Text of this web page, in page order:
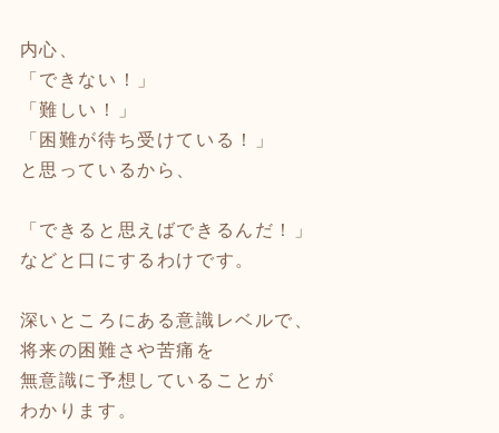
内心、
「できない！」
「難しい！」
「困難が待ち受けている！」
と思っているから、
「できると思えばできるんだ！」
などと口にするわけです。
深いところにある意識レベルで、
将来の困難さや苦痛を
無意識に予想していることが
わかります。